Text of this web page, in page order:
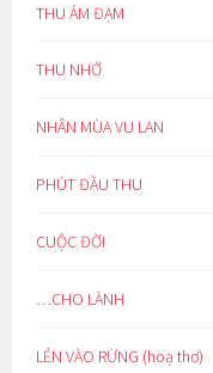
THU ẢM ĐẠM
THU NHỚ
NHÂN MÙA VU LAN
PHÚT ĐẦU THU
CUỘC ĐỜI
…CHO LÀNH
LẺN VÀO RỪNG (hoạ thơ)